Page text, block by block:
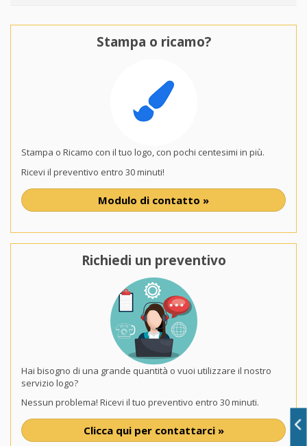
Stampa o ricamo?
Stampa o Ricamo con il tuo logo, con pochi centesimi in più.
Ricevi il preventivo entro 30 minuti!
Modulo di contatto »
Richiedi un preventivo
Hai bisogno di una grande quantità o vuoi utilizzare il nostro
servizio logo?
Nessun problema! Ricevi il tuo preventivo entro 30 minuti.
Clicca qui per contattarci »